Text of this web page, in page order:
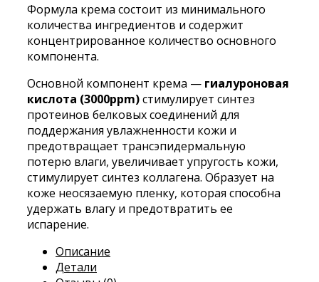
Формула крема состоит из минимального
количества ингредиентов и содержит
концентрированное количество основного
компонента.
Основной компонент крема — гиалуроновая
кислота (3000ppm)стимулирует синтез
протеинов белковых соединений для
поддержания увлажненности кожи и
предотвращает трансэпидермальную
потерю влаги, увеличивает упругость кожи,
стимулирует синтез коллагена. Образует на
коже неосязаемую пленку, которая способна
удержать влагу и предотвратить ее
испарение.
Описание
Детали